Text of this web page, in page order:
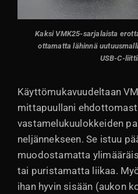
Kaksi VMK25-sarjalaista
ottamatta lähinnä
USB-C-
Käyttömukavuudeltaan
mittapuullani
vastamelukuulokkeiden
neljännekseen. Se istuu
muodostamatta
tai puristamatta liikaa.
ihan hyvin sisään (aukon